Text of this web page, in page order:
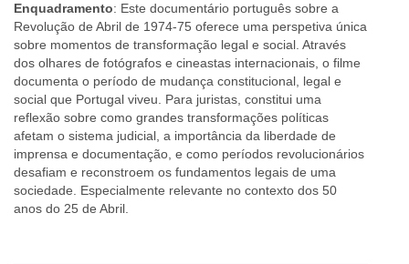
Enquadramento: Este documentário português sobre a
Revolução de Abril de 1974-75 oferece uma perspetiva única
sobre momentos de transformação legal e social. Através
dos olhares de fotógrafos e cineastas internacionais, o filme
documenta o período de mudança constitucional, legal e
social que Portugal viveu. Para juristas, constitui uma
reflexão sobre como grandes transformações políticas
afetam o sistema judicial, a importância da liberdade de
imprensa e documentação, e como períodos revolucionários
desafiam e reconstroem os fundamentos legais de uma
sociedade. Especialmente relevante no contexto dos 50
anos do 25 de Abril.